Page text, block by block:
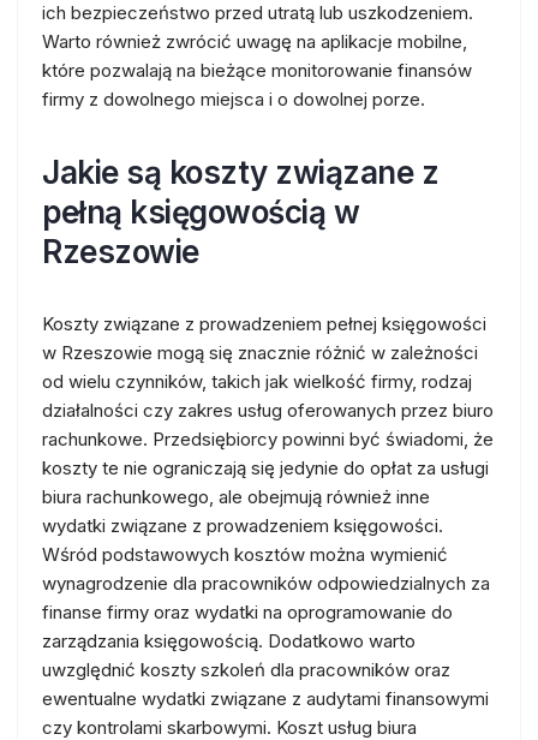
ich bezpieczeństwo przed utratą lub uszkodzeniem.
Warto również zwrócić uwagę na aplikacje mobilne,
które pozwalają na bieżące monitorowanie finansów
firmy z dowolnego miejsca i o dowolnej porze.
Jakie są koszty związane z
pełną księgowością w
Rzeszowie
Koszty związane z prowadzeniem pełnej księgowości
w Rzeszowie mogą się znacznie różnić w zależności
od wielu czynników, takich jak wielkość firmy, rodzaj
działalności czy zakres usług oferowanych przez biuro
rachunkowe. Przedsiębiorcy powinni być świadomi, że
koszty te nie ograniczają się jedynie do opłat za usługi
biura rachunkowego, ale obejmują również inne
wydatki związane z prowadzeniem księgowości.
Wśród podstawowych kosztów można wymienić
wynagrodzenie dla pracowników odpowiedzialnych za
finanse firmy oraz wydatki na oprogramowanie do
zarządzania księgowością. Dodatkowo warto
uwzględnić koszty szkoleń dla pracowników oraz
ewentualne wydatki związane z audytami finansowymi
czy kontrolami skarbowymi. Koszt usług biura